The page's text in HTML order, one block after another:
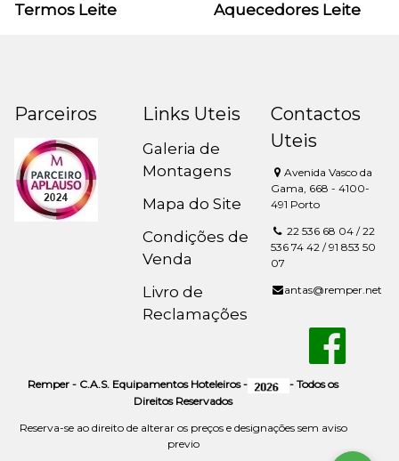
Termos Leite Aquecedores Leite
Parceiros Links Uteis
Galeria de
Montagens
Mapa do Site
Condições de
Venda
Livro de
Reclamações
Contactos
Uteis
Avenida Vasco da
Gama, 668 - 4100-
491 Porto
22 536 68 04 / 22
536 74 42 / 91 853 50
07
antas@remper.net
Remper - C.A.S. Equipamentos Hoteleiros -
- Todos os
Direitos Reservados
Reserva-se ao direito de alterar os preços e designações sem aviso
previo